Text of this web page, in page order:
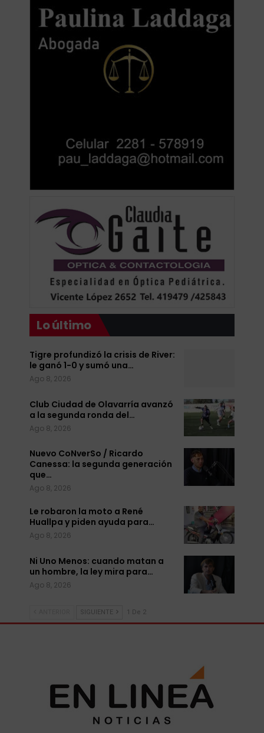
Lo último
Tigre profundizó la crisis de River:
le ganó 1-0 y sumó una…
Ago 8, 2026
Club Ciudad de Olavarría avanzó
a la segunda ronda del…
Ago 8, 2026
Nuevo CoNverSo / Ricardo
Canessa: la segunda generación
que…
Ago 8, 2026
Le robaron la moto a René
Huallpa y piden ayuda para…
Ago 8, 2026
Ni Uno Menos: cuando matan a
un hombre, la ley mira para…
Ago 8, 2026
SIGUIENTE 1 De 2